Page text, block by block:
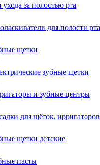
ухода за полостью рта
для полости рта
щетки
зубные щетки
и зубные центры
для щёток, ирригаторов
щетки детские
пасты